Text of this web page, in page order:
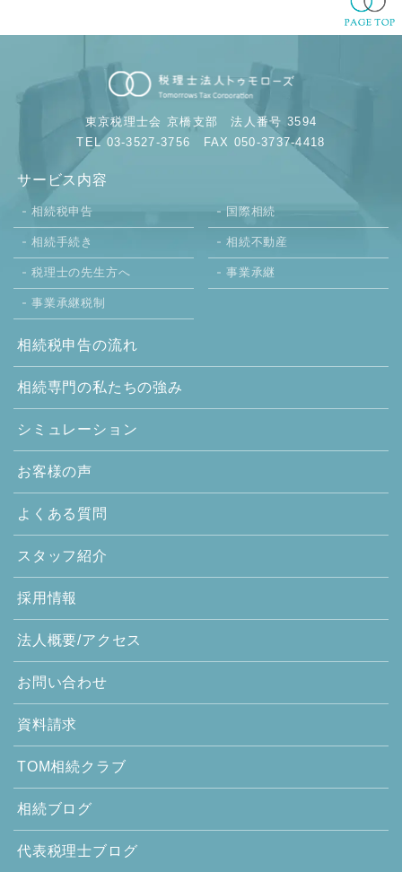
東京税理士会 京橋支部法人番号 3594
TEL 03-3527-3756 FAX 050-3737-4418
サービス内容
相続税申告 国際相続
相続手続き 相続不動産
税理士の先生方へ 事業承継
事業承継税制
相続税申告の流れ
相続専門の私たちの強み
シミュレーション
お客様の声
よくある質問
スタッフ紹介
採用情報
法人概要/アクセス
お問い合わせ
資料請求
TOM相続クラブ
相続ブログ
代表税理士ブログ